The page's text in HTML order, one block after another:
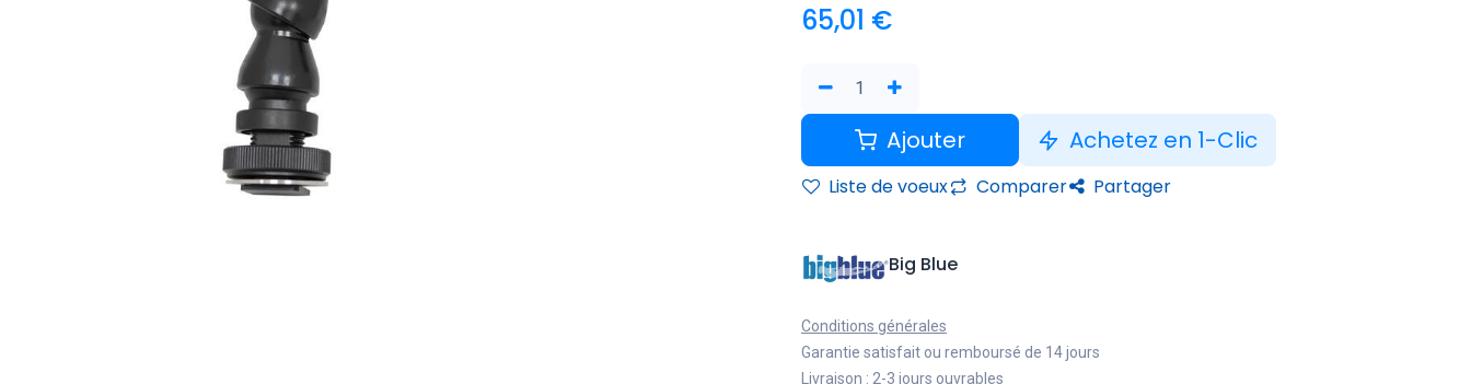
65,01 €
Ajouter Achetez en 1-Clic
Liste de voeux Comparer Partager
Big Blue
Conditions générales
Garantie satisfait ou remboursé de 14 jours
Livraison : 2-3 jours ouvrables